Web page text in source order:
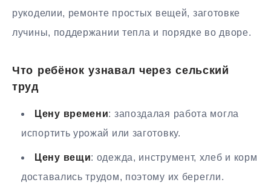
рукоделии, ремонте простых вещей, заготовке
лучины, поддержании тепла и порядке во дворе.
Что ребёнок узнавал через сельский
труд
Цену времени: запоздалая работа могла
испортить урожай или заготовку.
Цену вещи: одежда, инструмент, хлеб и корм
доставались трудом, поэтому их берегли.